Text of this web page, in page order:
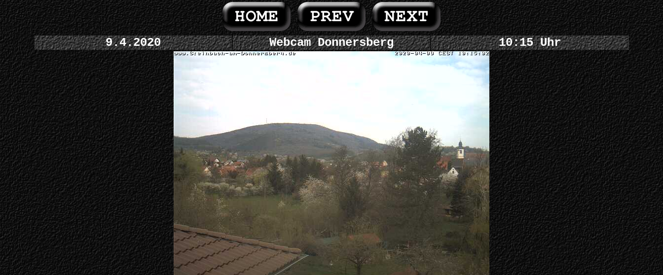
9.4.2020 Webcam Donnersberg 10:15 Uhr